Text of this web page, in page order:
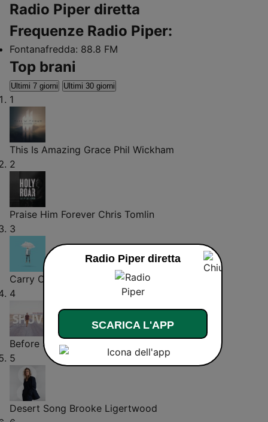
Radio Piper diretta
Frequenze Radio Piper:
Fontanafredda: 88.8 FM
Top brani
Ultimi 7 giorni Ultimi 30 giorni
1
This Is Amazing Grace Phil Wickham
2
Praise Him Forever Chris Tomlin
3
Carry On
4
Before Shilo Ben Hod
5
Desert Song Brooke Ligertwood
Radio Piper diretta
SCARICA L'APP